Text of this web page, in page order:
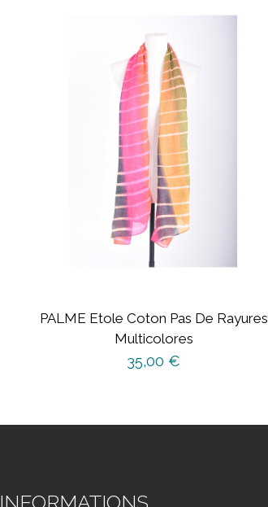
PALME Etole Coton Pas De Rayures
Multicolores
35,00 €